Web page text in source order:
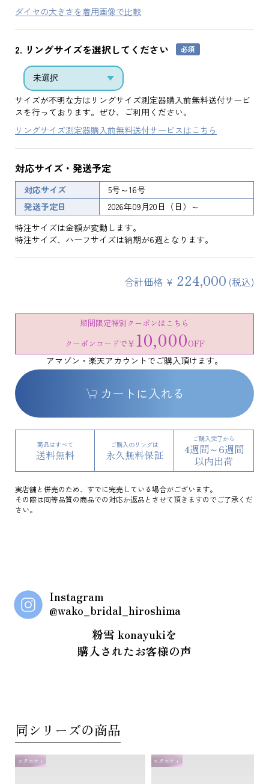
ダイヤの大きさを着用画像で比較
2. リングサイズを選択してください
サイズが不明な方はリングサイズ測定器購入前無料送付サービ
スを行っております。ぜひ、ご利用ください。
リングサイズ測定器購入前無料送付サービスはこちら
対応サイズ・発送予定
対応サイズ
5号～16号
発送予定日
2026年09月20日（日）～
特注サイズは金額が変動します。
特注サイズ、ハーフサイズは納期が6週となります。
合計価格 ¥ 224,000 (税込)
期間限定特別クーポンはこちら
クーポンコードで￥ 10,000OFF
アマゾン・楽天アカウントでご購入頂けます。
カートに入れる
商品はすべて
送料無料
ご購入のリングは
永久無料保証
ご購入完了から
4週間～6週間
以内出荷
実店舗と併売のため、すでに完売している場合がございます。
その際は同等品質の商品での対応か返品とさせて頂きますのでご了承くだ
さい。
Instagram
@wako_bridal_hiroshima
粉雪 konayukiを
購入されたお客様の声
同シリーズの商品
エタニティ エタニティ